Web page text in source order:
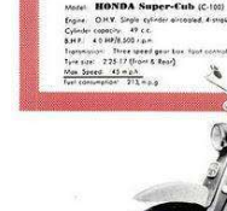
今まで見た海外ド
ジェシーピンクマ